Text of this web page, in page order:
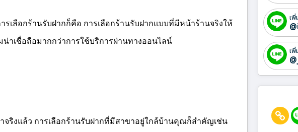
เลือกร้านรับฝากก็คือ การเลือกร้านรับฝากแบบที่มีหน้าร้านจริงให้
น่าเชื่อถือมากกว่าการใช้บริการผ่านทางออนไลน์
จริงแล้ว การเลือกร้านรับฝากที่มีสาขาอยู่ใกล้บ้านคุณก็สำคัญเช่น
เ
เ